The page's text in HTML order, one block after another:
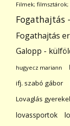
Filmek; filmsztárok;
Fogathajtás
Fogathajtás
Galopp -
hugyecz mariann
ifj. szabó gábor
Lovaglás
lovassportok